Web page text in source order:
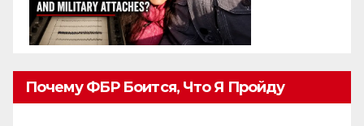
Почему ФБР Боится, Что Я Пройду